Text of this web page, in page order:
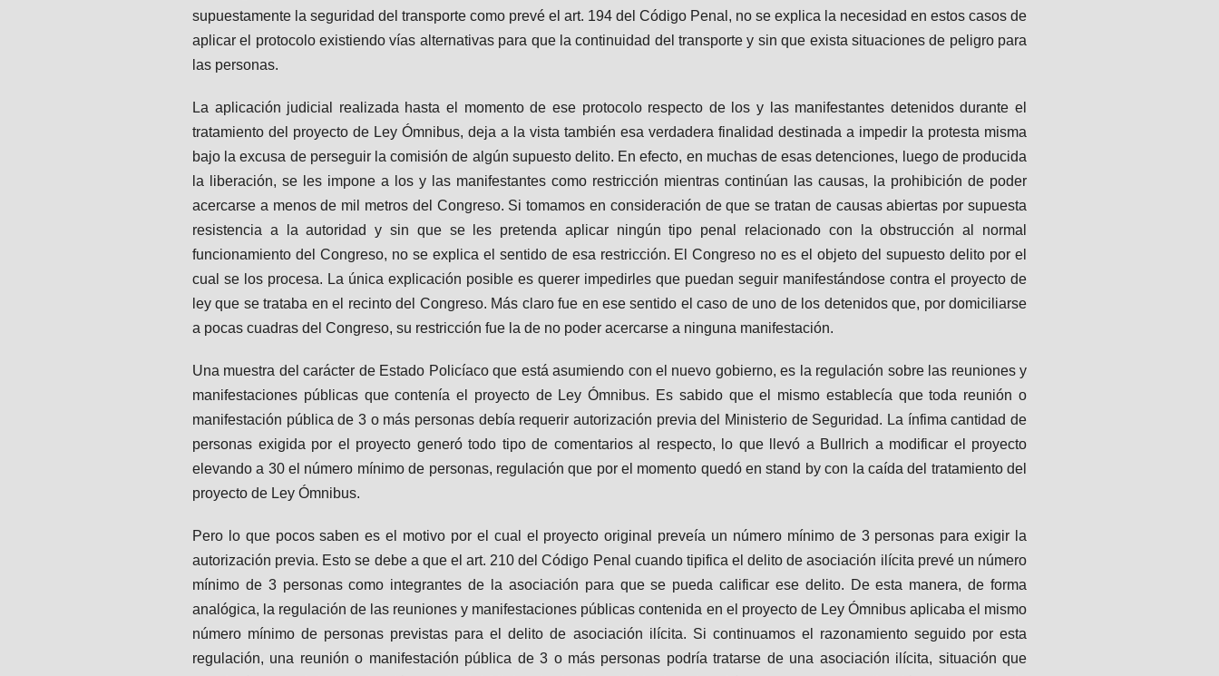
supuestamente la seguridad del transporte como prevé el art. 194 del Código Penal, no se explica la necesidad en estos casos de
aplicar el protocolo existiendo vías alternativas para que la continuidad del transporte y sin que exista situaciones de peligro para
las personas.
La aplicación judicial realizada hasta el momento de ese protocolo respecto de los y las manifestantes detenidos durante el
tratamiento del proyecto de Ley Ómnibus, deja a la vista también esa verdadera finalidad destinada a impedir la protesta misma
bajo la excusa de perseguir la comisión de algún supuesto delito. En efecto, en muchas de esas detenciones, luego de producida
la liberación, se les impone a los y las manifestantes como restricción mientras continúan las causas, la prohibición de poder
acercarse a menos de mil metros del Congreso. Si tomamos en consideración de que se tratan de causas abiertas por supuesta
resistencia a la autoridad y sin que se les pretenda aplicar ningún tipo penal relacionado con la obstrucción al normal
funcionamiento del Congreso, no se explica el sentido de esa restricción. El Congreso no es el objeto del supuesto delito por el
cual se los procesa. La única explicación posible es querer impedirles que puedan seguir manifestándose contra el proyecto de
ley que se trataba en el recinto del Congreso. Más claro fue en ese sentido el caso de uno de los detenidos que, por domiciliarse
a pocas cuadras del Congreso, su restricción fue la de no poder acercarse a ninguna manifestación.
Una muestra del carácter de Estado Policíaco que está asumiendo con el nuevo gobierno, es la regulación sobre las reuniones y
manifestaciones públicas que contenía el proyecto de Ley Ómnibus. Es sabido que el mismo establecía que toda reunión o
manifestación pública de 3 o más personas debía requerir autorización previa del Ministerio de Seguridad. La ínfima cantidad de
personas exigida por el proyecto generó todo tipo de comentarios al respecto, lo que llevó a Bullrich a modificar el proyecto
elevando a 30 el número mínimo de personas, regulación que por el momento quedó en stand by con la caída del tratamiento del
proyecto de Ley Ómnibus.
Pero lo que pocos saben es el motivo por el cual el proyecto original preveía un número mínimo de 3 personas para exigir la
autorización previa. Esto se debe a que el art. 210 del Código Penal cuando tipifica el delito de asociación ilícita prevé un número
mínimo de 3 personas como integrantes de la asociación para que se pueda calificar ese delito. De esta manera, de forma
analógica, la regulación de las reuniones y manifestaciones públicas contenida en el proyecto de Ley Ómnibus aplicaba el mismo
número mínimo de personas previstas para el delito de asociación ilícita. Si continuamos el razonamiento seguido por esta
regulación, una reunión o manifestación pública de 3 o más personas podría tratarse de una asociación ilícita, situación que